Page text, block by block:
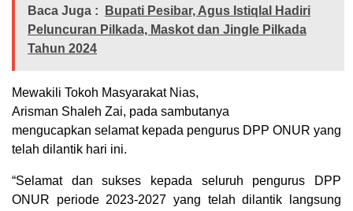
Baca Juga :
Bupati Pesibar, Agus Istiqlal Hadiri
Peluncuran Pilkada, Maskot dan Jingle Pilkada
Tahun 2024
Mewakili Tokoh Masyarakat Nias,
Arisman Shaleh Zai, pada sambutanya
mengucapkan selamat kepada pengurus DPP ONUR yang
telah dilantik hari ini.
“Selamat dan sukses kepada seluruh pengurus DPP
ONUR periode 2023-2027 yang telah dilantik langsung